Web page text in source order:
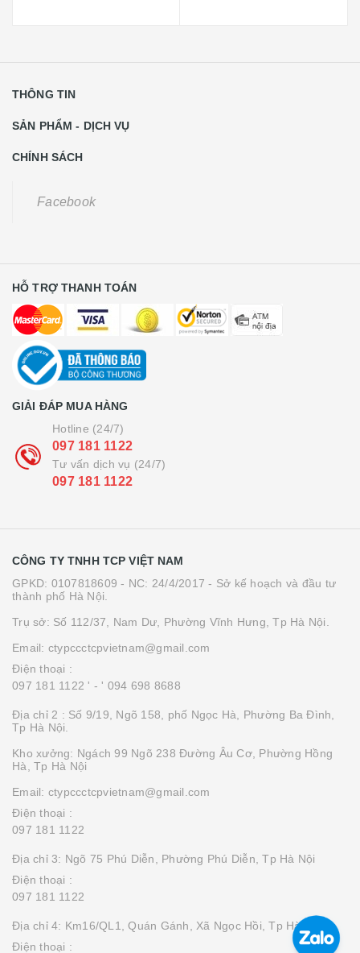
THÔNG TIN
SẢN PHẨM - DỊCH VỤ
CHÍNH SÁCH
Facebook
HỖ TRỢ THANH TOÁN
GIẢI ĐÁP MUA HÀNG
Hotline (24/7)
097 181 1122
Tư vấn dịch vụ (24/7)
097 181 1122
CÔNG TY TNHH TCP VIỆT NAM
GPKD: 0107818609 - NC: 24/4/2017 - Sở kế hoạch và đầu tư
thành phố Hà Nội.
Trụ sở: Số 112/37, Nam Dư, Phường Vĩnh Hưng, Tp Hà Nội.
Email: ctypccctcpvietnam@gmail.com
Điện thoại :
097 181 1122 ' - ' 094 698 8688
Địa chỉ 2 : Số 9/19, Ngõ 158, phố Ngọc Hà, Phường Ba Đình,
Tp Hà Nội.
Kho xưởng: Ngách 99 Ngõ 238 Đường Âu Cơ, Phường Hồng
Hà, Tp Hà Nội
Email: ctypccctcpvietnam@gmail.com
Điện thoại :
097 181 1122
Địa chỉ 3: Ngõ 75 Phú Diễn, Phường Phú Diễn, Tp Hà Nội
Điện thoại :
097 181 1122
Địa chỉ 4: Km16/QL1, Quán Gánh, Xã Ngọc Hồi, Tp Hà Nội
Điện thoại :